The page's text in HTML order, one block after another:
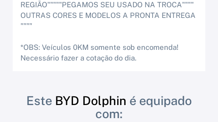
REGIÃO"""""PEGAMOS SEU USADO NA TROCA""""
OUTRAS CORES E MODELOS A PRONTA ENTREGA
""""
*OBS: Veículos 0KM somente sob encomenda!
Necessário fazer a cotação do dia.
Este BYD Dolphin é equipado
com: